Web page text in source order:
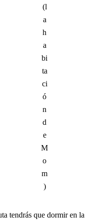
(l
a
h
a
bi
ta
ci
ó
n
d
e
M
o
m
)
tendrás que dormir en